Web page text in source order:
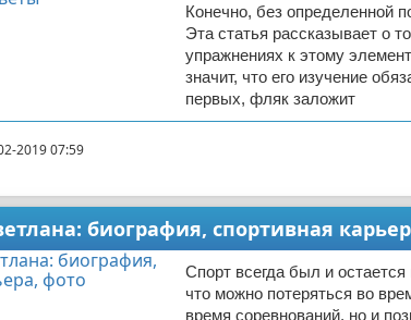
Конечно, без определенной
Эта статья рассказывает о
упражнениях к этому
значит, что его изучение
первых, фляк заложит
2019 07:59
биография, спортивная
Спорт всегда был и
что можно потеряться во
время соревнований, но и